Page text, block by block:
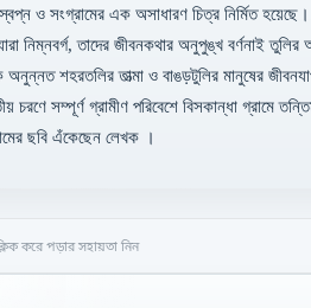
স্বপ্ন ও সংগ্রামের এক অসাধারণ চিত্র নির্মিত
নিম্নবর্গ, তাদের জীবনকথার অনুপুঙ্খ বর্ণনাই
অনুন্নত শহরতলির তাত্মা ও বাঙড়টুলির মানুষের
চরণে সম্পূর্ণ গ্রামীণ পরিবেশে বিসকান্ধা গ্রামে
ছবি এঁকেছেন লেখক ।
করে পড়ার সহায়তা নিন